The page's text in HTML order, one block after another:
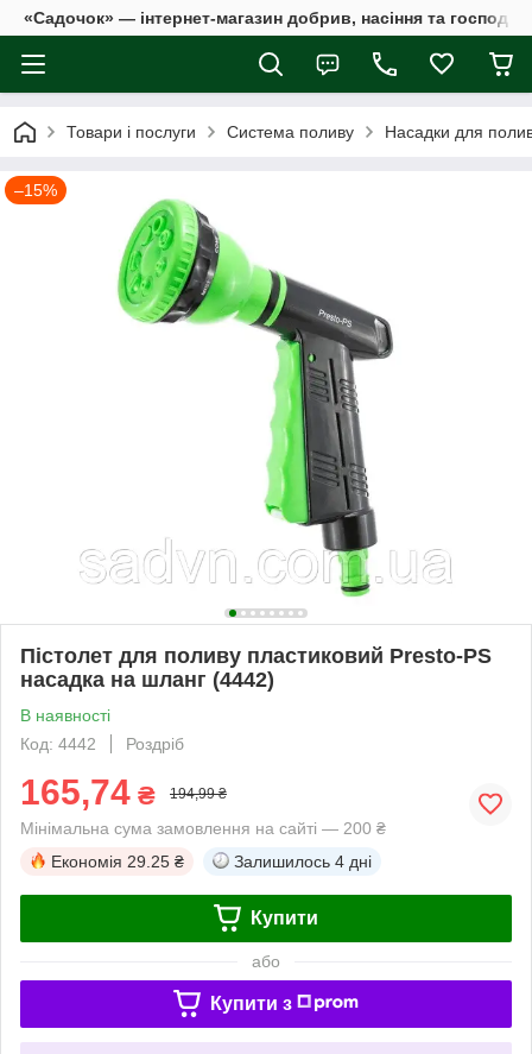
«Садочок» — інтернет-магазин добрив, насіння та
Товари і послуги Система поливу Насадки для
–15%
Пістолет для поливу пластиковий Presto-PS
насадка на шланг (4442)
В наявності
Код: 4442
Роздріб
165,74 ₴ 194,99 ₴
Мінімальна сума замовлення на сайті — 200 ₴
Економія 29.25 ₴ Залишилось 4 дні
Купити
або
Купити з